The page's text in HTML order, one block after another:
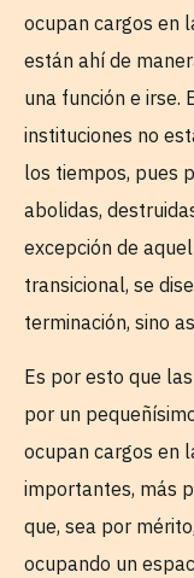
ocupan cargos en
están ahí de
una función e irse.
instituciones no
los tiempos, pues
abolidas,
excepción de
transicional, se
terminación, sino
Es por esto que
por un
ocupan cargos en
importantes, más
que, sea por
ocupando un